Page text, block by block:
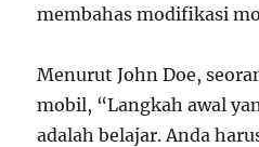
membahas modifikasi
Menurut John Doe,
mobil, “Langkah awal
adalah belajar. Anda